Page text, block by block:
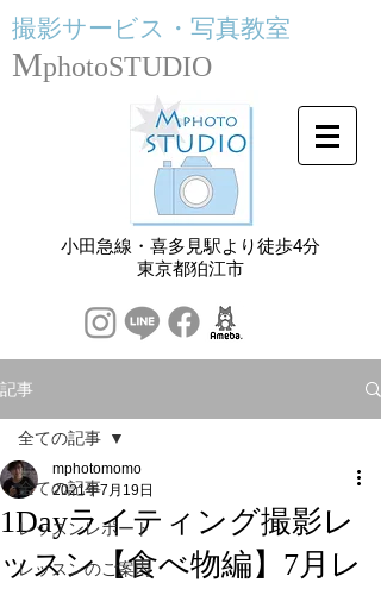
撮影サービス・ 写真教室
MphotoSTUDIO
小田急線・喜多見駅より徒歩4分
​東京都狛江市
記事
全ての記事
レッスンレポート
レッスンのご案内
全ての記事
1Dayライティング撮影レ
ッスン【食べ物編】7月レ
mphotomomo
2021年7月19日